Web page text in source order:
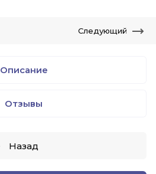
Следующий
Описание
Отзывы
Назад